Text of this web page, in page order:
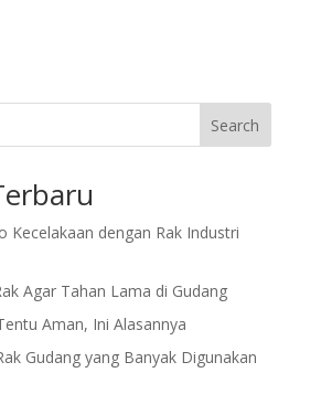
Search
Kecelakaan dengan Rak Industri
Agar Tahan Lama di Gudang
Aman, Ini Alasannya
Gudang yang Banyak Digunakan